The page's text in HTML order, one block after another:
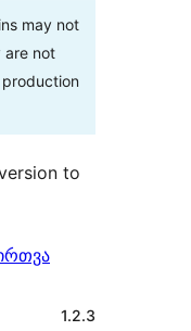
may not
are not
to
1.2.3